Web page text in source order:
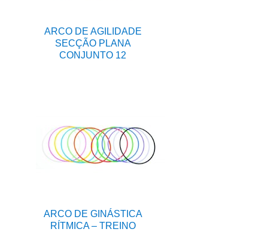
ARCO DE AGILIDADE
SECÇÃO PLANA
CONJUNTO 12
ARCO DE GINÁSTICA
RÍTMICA – TREINO